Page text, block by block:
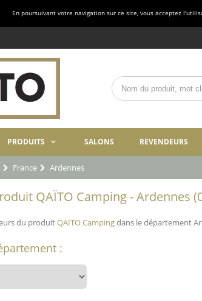
En poursuivant votre navigation sur ce site, vous acceptez
PRODUITS SALONS REVENDEURS
France Ardennes
QAÏTO Camping - Ardennes
du produitQAÏTO Campingdans le département
: